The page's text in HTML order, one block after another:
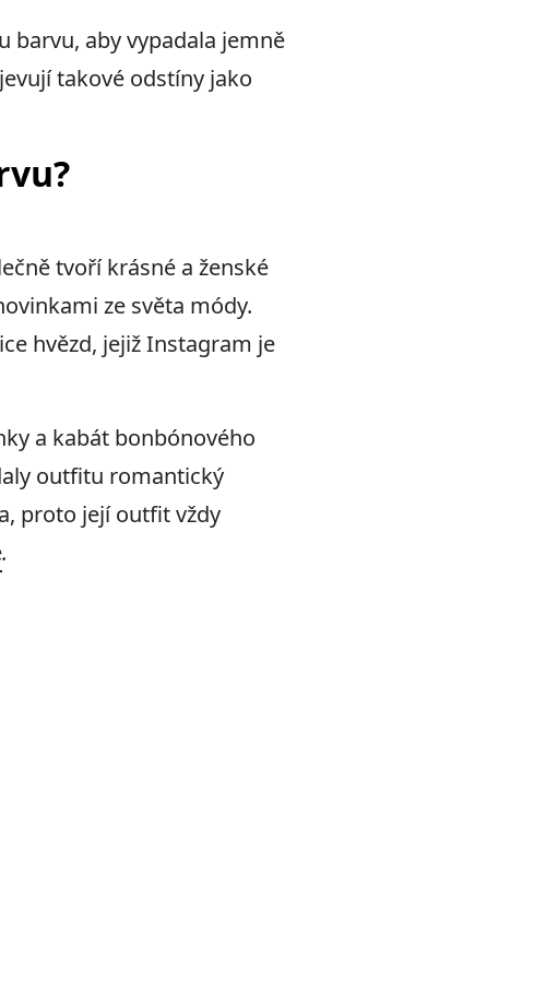
barvu, aby vypadala jemně
takové odstíny jako
tvoří krásné a ženské
ze světa módy.
hvězd, jejiž Instagram je
a kabát bonbónového
outfitu romantický
proto její outfit vždy
.